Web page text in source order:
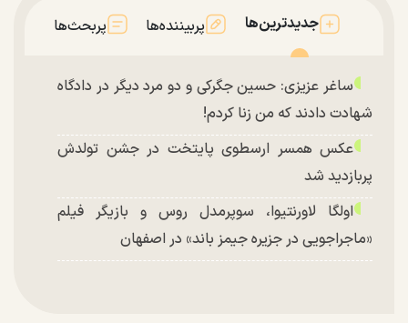
جدیدترین‌ها پربیننده‌ها پربحث‌ها
ساغر عزیزی: حسین جگرکی و دو مرد دیگر در دادگاه
شهادت دادند که من زنا کردم!
عکس همسر ارسطوی پایتخت در جشن تولدش
پربازدید شد
اولگا لاورنتیوا، سوپرمدل روس و بازیگر فیلم
«ماجراجویی در جزیره جیمز باند» در اصفهان